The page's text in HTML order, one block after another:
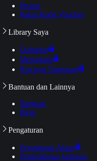
Promo
Pakai Kode Voucher
Library Saya
Daftarku
Mengikuti
Riwayat Tontonan
Bantuan dan Lainnya
Bantuan
Blog
Pengaturan
Pengaturan Akun
Pemeriksaan Jaringan